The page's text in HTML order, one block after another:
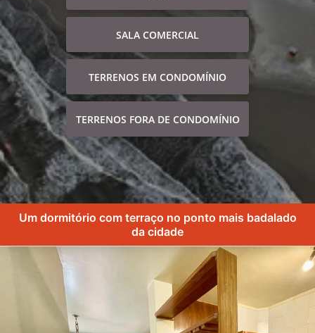
SALA COMERCIAL
TERRENOS EM CONDOMÍNIO
TERRENOS FORA DE CONDOMÍNIO
Um dormitório com terraço no ponto mais badalado
da cidade